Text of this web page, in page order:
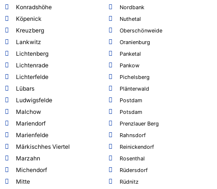
Konradshöhe
Köpenick
Kreuzberg
Lankwitz
Lichtenberg
Lichtenrade
Lichterfelde
Lübars
Ludwigsfelde
Malchow
Mariendorf
Marienfelde
Märkischhes Viertel
Marzahn
Michendorf
Mitte
Nordbank
Nuthetal
Oberschönweide
Oranienburg
Panketal
Pankow
Pichelsberg
Plänterwald
Postdam
Potsdam
Prenzlauer Berg
Rahnsdorf
Reinickendorf
Rosenthal
Rüdersdorf
Rüdnitz